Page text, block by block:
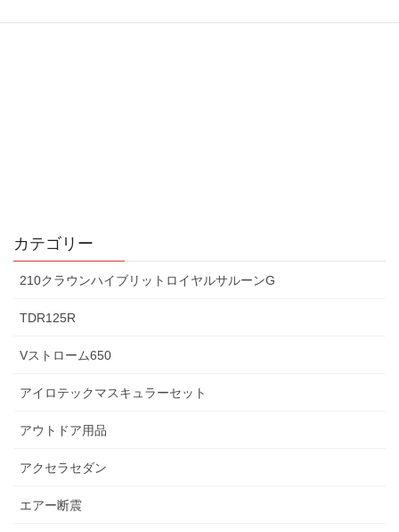
カテゴリー
210クラウンハイブリットロイヤルサルーンG
TDR125R
Vストローム650
アイロテックマスキュラーセット
アウトドア用品
アクセラセダン
エアー断震